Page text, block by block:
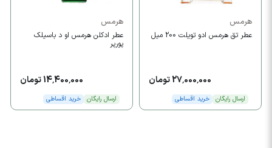
هرمس
عطر تق هرمس ادو تویلت 200 میل
27,000,000 تومان
ارسال رایگان خرید اقساطی
هرمس
عطر ادکلن هرمس او د باسیلک
پورپر
14,400,000 تومان
ارسال رایگان خرید اقساطی